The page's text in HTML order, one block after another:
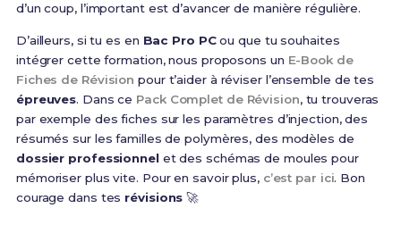
d’un coup, l’important est d’avancer de manière régulière.
D’ailleurs, si tu es en Bac Pro PCou que tu souhaites
intégrer cette formation, nous proposons un E-Book de
Fiches de Révision pour t’aider à réviser l’ensemble de tes
épreuves. Dans ce Pack Complet de Révision, tu trouveras
par exemple des fiches sur les paramètres d’injection, des
résumés sur les familles de polymères, des modèles de
dossier professionnelet des schémas de moules pour
mémoriser plus vite. Pour en savoir plus, c’est par ici. Bon
courage dans tes révisions 🚀